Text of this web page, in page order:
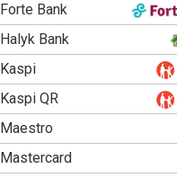
Forte Bank
Halyk Bank
Kaspi
Kaspi QR
Maestro
Mastercard